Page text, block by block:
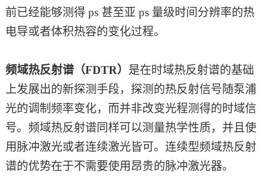
前已经能够测得 ps 甚至亚 ps 量级时间分辨率的热
电导或者体积热容的变化过程。
频域热反射谱（FDTR） 是在时域热反射谱的基础
上发展出的新探测手段，探测的热反射信号随泵浦
光的调制频率变化，而并非改变光程测得的时域信
号。频域热反射谱同样可以测量热学性质，并且使
用脉冲激光或者连续激光皆可。连续型频域热反射
谱的优势在于不需要使用昂贵的脉冲激光器。